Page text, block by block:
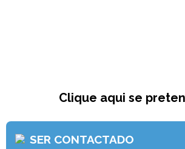
Clique aqui se
SER CONTACTADO